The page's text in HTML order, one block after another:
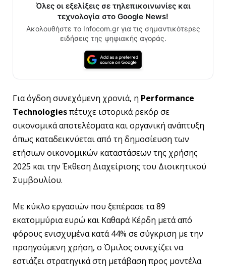
Όλες οι εξελίξεις σε τηλεπικοινωνίες και
τεχνολογία στο Google News!
Ακολουθήστε το Infocom.gr για τις σημαντικότερες
ειδήσεις της ψηφιακής αγοράς.
Για όγδοη συνεχόμενη χρονιά, η Performance
Technologiesπέτυχε ιστορικά ρεκόρ σε
οικονομικά αποτελέσματα και οργανική ανάπτυξη
όπως καταδεικνύεται από τη δημοσίευση των
ετήσιων οικονομικών καταστάσεων της χρήσης
2025 και την Έκθεση Διαχείρισης του Διοικητικού
Συμβουλίου.
Με κύκλο εργασιών που ξεπέρασε τα 89
εκατομμύρια ευρώ και Καθαρά Κέρδη μετά από
φόρους ενισχυμένα κατά 44% σε σύγκριση με την
προηγούμενη χρήση, ο Όμιλος συνεχίζει να
εστιάζει στρατηγικά στη μετάβαση προς μοντέλα